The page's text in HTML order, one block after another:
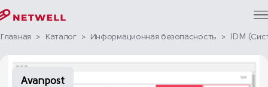
Главная > Каталог > Информационная безопасность > IDM
Avanpost